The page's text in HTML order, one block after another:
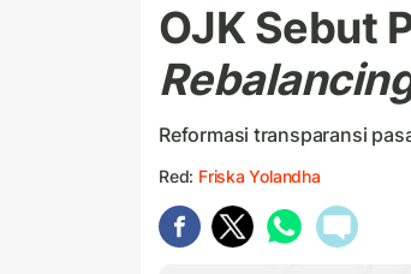
OJK Sebut
Reformasi transparansi
Red: Friska Yolandha